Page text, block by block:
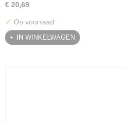
€ 20,69
✓ Op voorraad
IN WINKELWAGEN